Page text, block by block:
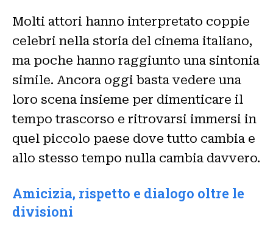
Molti attori hanno interpretato coppie
celebri nella storia del cinema italiano,
ma poche hanno raggiunto una sintonia
simile. Ancora oggi basta vedere una
loro scena insieme per dimenticare il
tempo trascorso e ritrovarsi immersi in
quel piccolo paese dove tutto cambia e
allo stesso tempo nulla cambia davvero.
Amicizia, rispetto e dialogo oltre le
divisioni